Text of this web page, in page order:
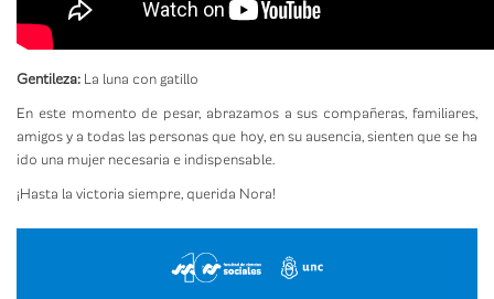
Gentileza: La luna con gatillo
En este momento de pesar, abrazamos a sus compañeras, familiares,
amigos y a todas las personas que hoy, en su ausencia, sienten que se ha
ido una mujer necesaria e indispensable.
¡Hasta la victoria siempre, querida Nora!